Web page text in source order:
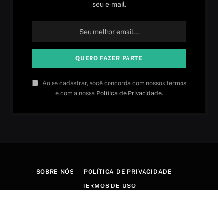
seu e-mail.
Ao se cadastrar, você concorda com nossos termos
e com a nossa Política de Privacidade.
SOBRE NÓS POLÍTICA DE PRIVACIDADE
TERMOS DE USO